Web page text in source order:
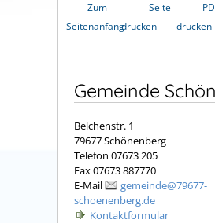
Zum
Seitenanfang
Seite
drucken
drucken
Gemeinde
Belchenstr. 1
79677 Schönenberg
Telefon 07673 205
Fax 07673 887770
E-Mail
gemeinde@79677-
schoenenberg.de
Kontaktformular